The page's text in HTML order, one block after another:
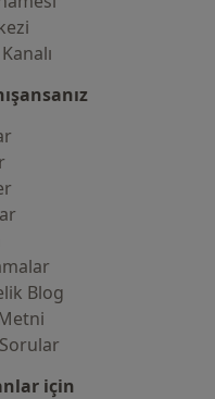
Blog
için